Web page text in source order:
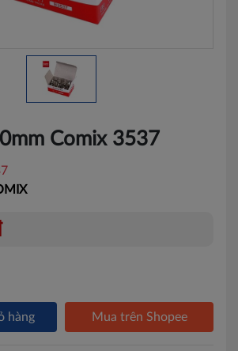
Comix 3537
hàng Mua trên Shopee